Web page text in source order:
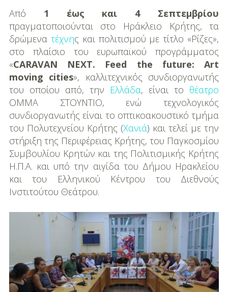
Σπίτι
Παιδικό Δωμάτιο
Deco
DIY
Διατροφή-Συνταγές
Συνταγές
Συμβουλές
Διατροφής
Υγεία – Ψυχολογία
Από 1 έως και 4 Σεπτεμβρίου
πραγματοποιούνται στο Ηράκλειο Κρήτης, τα
δρώμενα τέχνης και πολιτισμού με τίτλο «Ρίζες»,
στο πλαίσιο του ευρωπαϊκού προγράμματος
«CARAVAN NEXT. Feed the future: Art
moving cities», καλλιτεχνικός συνδιοργανωτής
του οποίου από, την Ελλάδα, είναι το θέατρο
ΟΜΜΑ ΣΤΟΥΝΤΙΟ, ενώ τεχνολογικός
συνδιοργανωτής είναι το οπτικοακουστικό τμήμα
του Πολυτεχνείου Κρήτης (Χανιά) και τελεί με την
στήριξη της Περιφέρειας Κρήτης, του Παγκοσμίου
Συμβουλίου Κρητών και της Πολιτισμικής Κρήτης
Η.Π.Α. και υπό την αιγίδα του Δήμου Ηρακλείου
και του Ελληνικού Κέντρου του Διεθνούς
Ινστιτούτου Θεάτρου.